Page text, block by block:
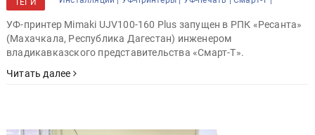
ТЕГИ
УФ-принтер Mimaki UJV100-160 Plus запущен в РПК «Ресанта»
(Махачкала, Республика Дагестан) инженером
владикавказского представительства «Смарт-Т».
Читать далее